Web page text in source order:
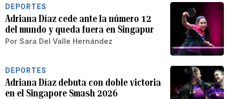
DEPORTES
Adriana Díaz cede ante la número 12
del mundo y queda fuera en Singapur
Por Sara Del Valle Hernández
DEPORTES
Adriana Díaz debuta con doble victoria
en el Singapore Smash 2026